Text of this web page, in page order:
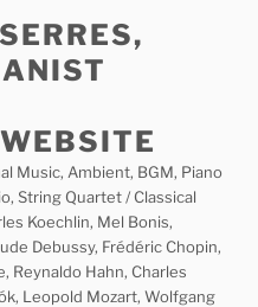
Music, Ambient, BGM, Piano
String Quartet / Classical
Koechlin, Mel Bonis,
Debussy, Frédéric Chopin,
Reynaldo Hahn, Charles
Leopold Mozart, Wolfgang